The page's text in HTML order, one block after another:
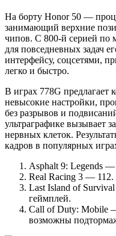
На борту Honor 50 —
занимающий верхние
чипов. С 800-й серией по
для повседневных задач
интерфейсу, соцсетями,
легко и быстро.
В играх 778G предлагает
невысокие настройки,
без разрывов и
ультраграфике вызывает
нервных клеток.
кадров в популярных
Asphalt 9: Legends
Real Racing 3 — 112.
Last Island of
геймплей.
Call of Duty: Mobile
возможны